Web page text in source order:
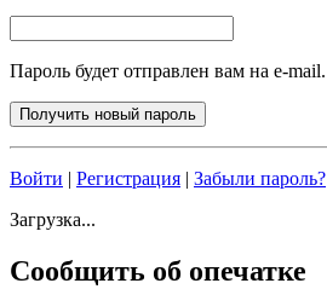
Пароль будет отправлен вам на e-mail.
Войти | Регистрация | Забыли пароль?
Загрузка...
Сообщить об опечатке